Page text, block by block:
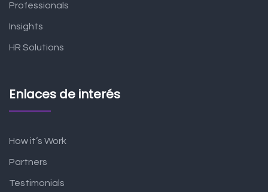
Professionals
Insights
HR Solutions
Enlaces de interés
How it’s Work
Partners
Testimonials